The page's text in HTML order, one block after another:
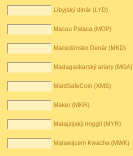
Líbyjský dinár (LYD)
Macau Pataca (MOP)
Macedónsko Denár (MKD)
Madagaskarský ariary (MGA)
MaidSafeCoin (XMS)
Maker (MKR)
Malajzijský ringgit (MYR)
Malawijcem Kwacha (MWK)